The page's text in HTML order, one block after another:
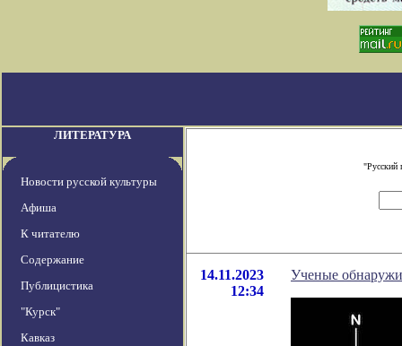
ЛИТЕРАТУРА
Новости русской культуры
Афиша
К читателю
Содержание
Публицистика
"Курск"
Кавказ
"Русский
14.11.2023
12:34
Ученые